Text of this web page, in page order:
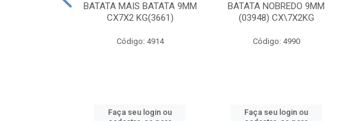
BATATA MAIS BATATA 9MM
CX7X2 KG(3661)
Código: 4914
Faça seu login ou
BATATA NOBREDO 9MM
(03948) CX\7X2KG
Código: 4990
Faça seu login ou